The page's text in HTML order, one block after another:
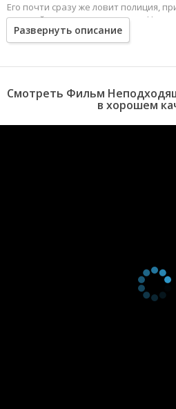
Его почти сразу же ловит полиция,
полицейского под прикрытием
втеревшись в доверие к Фею,
драгоценности. Однако Лон и Фей
них Гатса.
Развернуть описание
Смотреть Фильм
в хорошем